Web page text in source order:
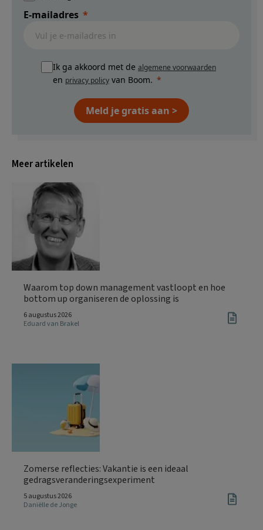
E-mailadres
Ik ga akkoord met de algemene voorwaarden
en privacy policy van Boom.
Meld je gratis aan >
Meer artikelen
Waarom top down management vastloopt en hoe
bottom up organiseren de oplossing is
6 augustus 2026
Eduard van Brakel
Zomerse reflecties: Vakantie is een ideaal
gedragsveranderingsexperiment
5 augustus 2026
Daniëlle de Jonge